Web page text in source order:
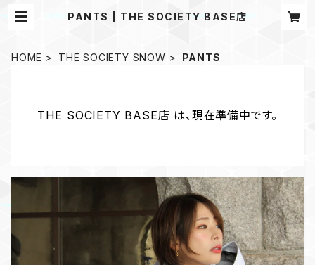
PANTS | THE SOCIETY BASE店
HOME THE SOCIETY SNOW PANTS
THE SOCIETY BASE店 は、現在準備中です。